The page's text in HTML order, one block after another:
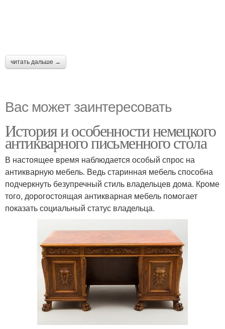
читать дальше →
Вас может заинтересовать
История и особенности немецкого
антикварного письменного стола
В настоящее время наблюдается особый спрос на
антикварную мебель. Ведь старинная мебель способна
подчеркнуть безупречный стиль владельцев дома. Кроме
того, дорогостоящая антикварная мебель помогает
показать социальный статус владельца.